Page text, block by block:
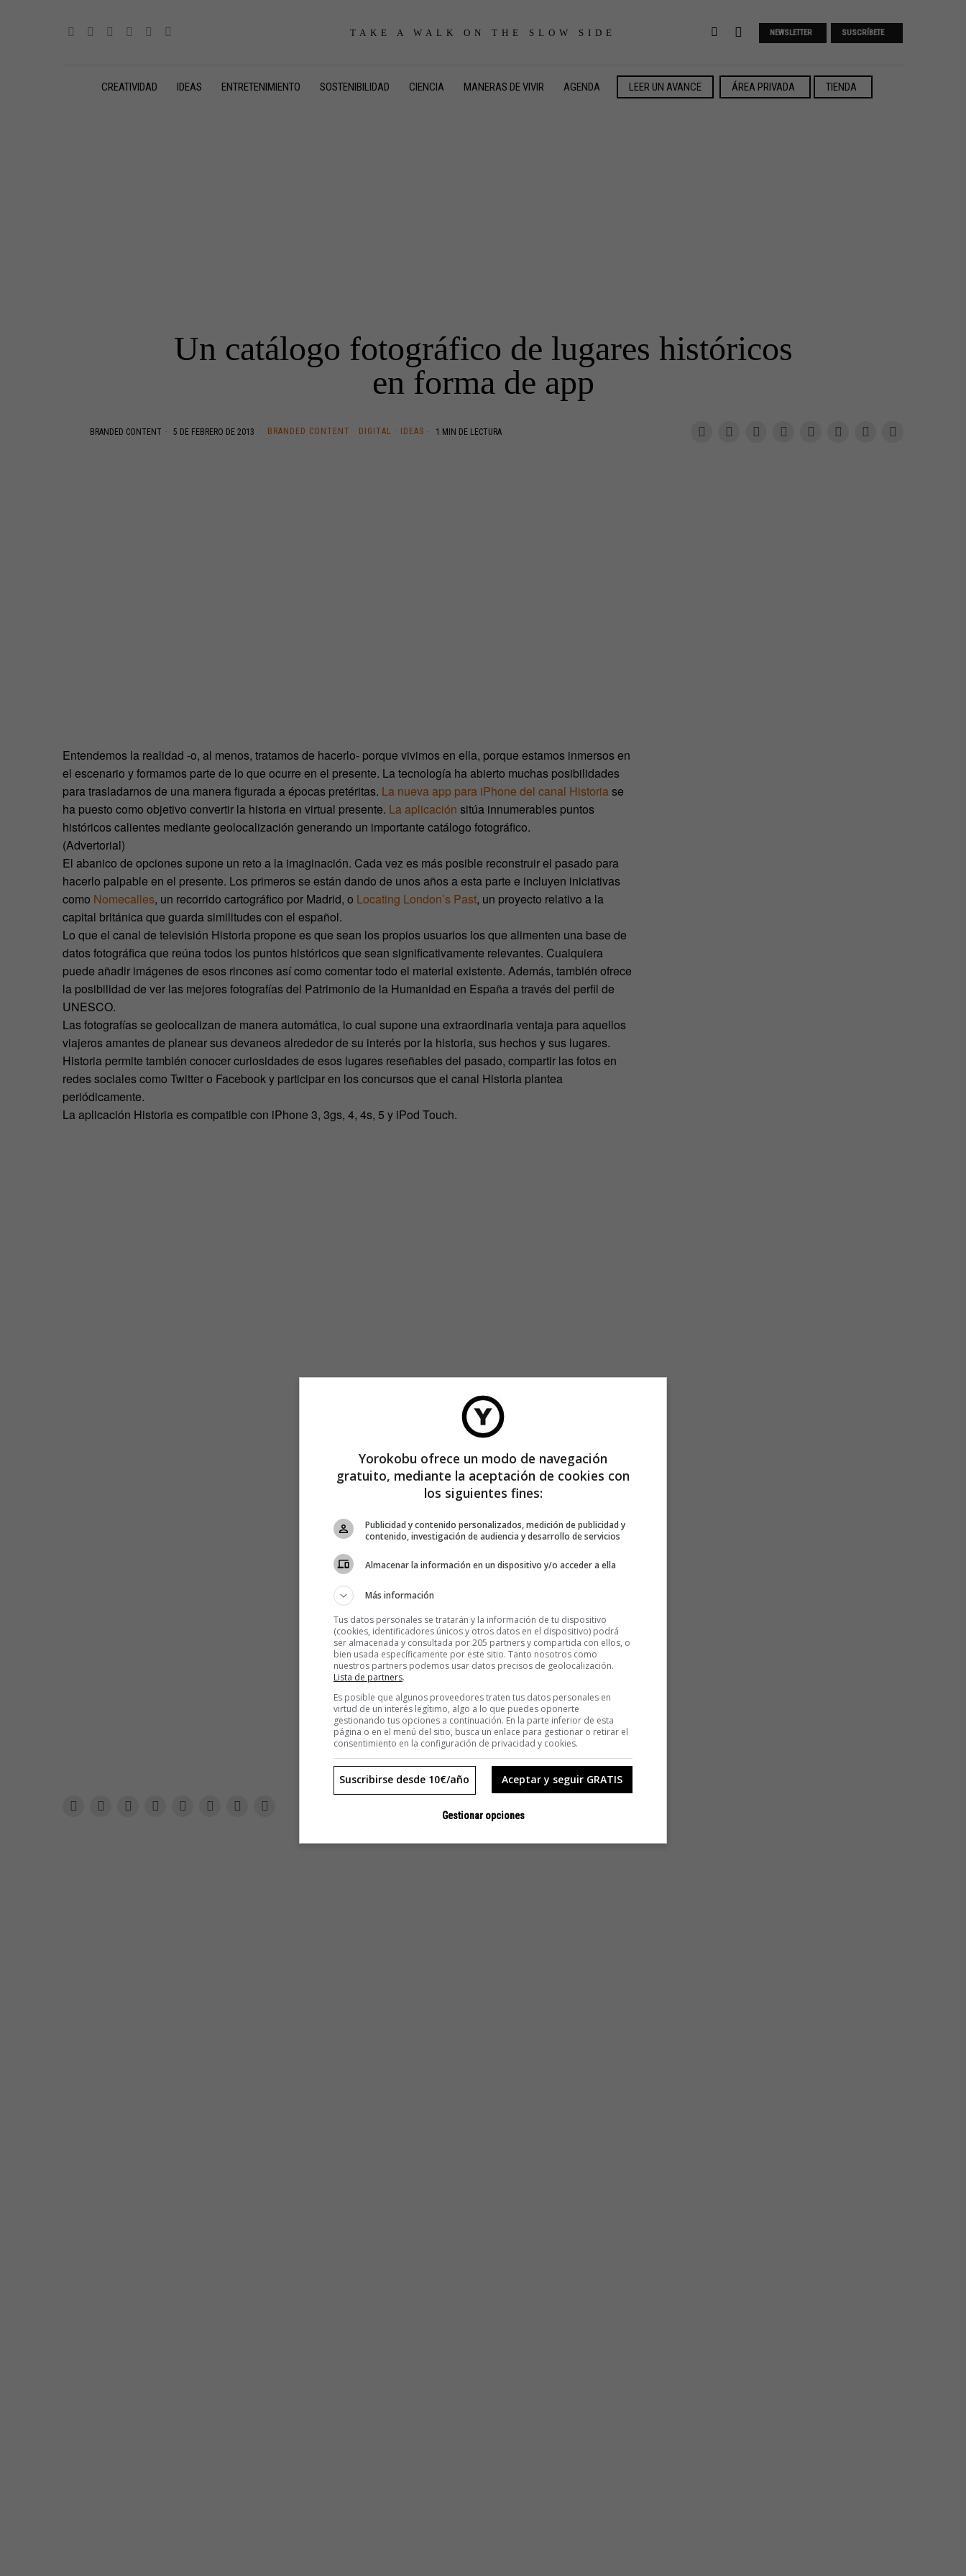
TAKE A WALK ON THE SLOW SIDE NEWSLETTER SUSCRÍBETE
CREATIVIDAD IDEAS ENTRETENIMIENTO SOSTENIBILIDAD CIENCIA MANERAS DE VIVIR AGENDA LEER UN AVANCE ÁREA PRIVADA TIENDA
Un catálogo fotográfico de lugares históricos
en forma de app
BRANDED CONTENT 5 DE FEBRERO DE 2013 BRANDED CONTENT · DIGITAL · IDEAS 1 MIN DE LECTURA
Entendemos la realidad -o, al menos, tratamos de hacerlo- porque vivimos en ella, porque estamos inmersos en
el escenario y formamos parte de lo que ocurre en el presente. La tecnología ha abierto muchas posibilidades
para trasladarnos de una manera figurada a épocas pretéritas. La nueva app para iPhone del canal Historiase
ha puesto como objetivo convertir la historia en virtual presente. La aplicación sitúa innumerables puntos
históricos calientes mediante geolocalización generando un importante catálogo fotográfico.
(Advertorial)
El abanico de opciones supone un reto a la imaginación. Cada vez es más posible reconstruir el pasado para
hacerlo palpable en el presente. Los primeros se están dando de unos años a esta parte e incluyen iniciativas
como Nomecalles, un recorrido cartográfico por Madrid, o Locating London’s Past, un proyecto relativo a la
capital británica que guarda similitudes con el español.
Lo que el canal de televisión Historia propone es que sean los propios usuarios los que alimenten una base de
datos fotográfica que reúna todos los puntos históricos que sean significativamente relevantes. Cualquiera
puede añadir imágenes de esos rincones así como comentar todo el material existente. Además, también ofrece
la posibilidad de ver las mejores fotografías del Patrimonio de la Humanidad en España a través del perfil de
UNESCO.
Las fotografías se geolocalizan de manera automática, lo cual supone una extraordinaria ventaja para aquellos
viajeros amantes de planear sus devaneos alrededor de su interés por la historia, sus hechos y sus lugares.
Historia permite también conocer curiosidades de esos lugares reseñables del pasado, compartir las fotos en
redes sociales como Twitter o Facebook y participar en los concursos que el canal Historia plantea
periódicamente.
La aplicación Historia es compatible con iPhone 3, 3gs, 4, 4s, 5 y iPod Touch.
Yorokobu ofrece un modo de navegación
gratuito, mediante la aceptación de cookies con
los siguientes fines:
Publicidad y contenido personalizados, medición de publicidad y
contenido, investigación de audiencia y desarrollo de servicios
Almacenar la información en un dispositivo y/o acceder a ella
Más información
Tus datos personales se tratarán y la información de tu dispositivo
(cookies, identificadores únicos y otros datos en el dispositivo) podrá
ser almacenada y consultada por 205 partners y compartida con ellos, o
bien usada específicamente por este sitio. Tanto nosotros como
nuestros partners podemos usar datos precisos de geolocalización.
Lista de partners.
Es posible que algunos proveedores traten tus datos personales en
virtud de un interés legítimo, algo a lo que puedes oponerte
gestionando tus opciones a continuación. En la parte inferior de esta
página o en el menú del sitio, busca un enlace para gestionar o retirar el
consentimiento en la configuración de privacidad y cookies.
Aceptar y seguir GRATIS
Suscribirse desde 10€/año
Gestionar opciones